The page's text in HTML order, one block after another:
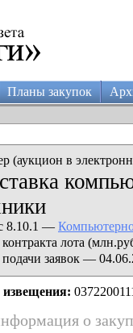
Планы закупок
(аукцион в
8.10.1 —
лота
заявок —
о